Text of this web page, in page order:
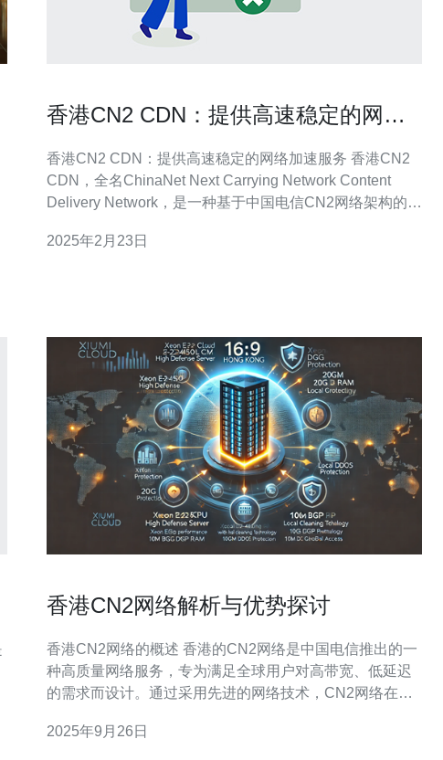
香港CN2 CDN：提供高速稳定的网络
香港CN2 CDN：提供高速稳定的网络加速服务 香港CN2
CDN，全名ChinaNet Next Carrying Network Content
Delivery Network，是一种基于中国电信CN2网络架构的内
拥有卓越的稳定性和可靠性。
2025年2月23日
香港CN2网络解析与优势探讨
香港CN2网络的概述 香港的CN2网络是中国电信推出的一
种高质量网络服务，专为满足全球用户对高带宽、低延迟
的需求而设计。通过采用先进的网络技术，CN2网络在数
越多的企业和个人选择使用CN2网络，因其优越的性能和
2025年9月26日